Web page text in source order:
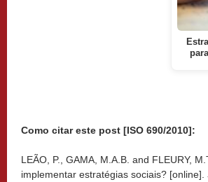
Como citar este post [ISO 690/2010]:
LEÃO, P., GAMA, M.A.B. and FLEURY,
implementar estratégias sociais? [online].